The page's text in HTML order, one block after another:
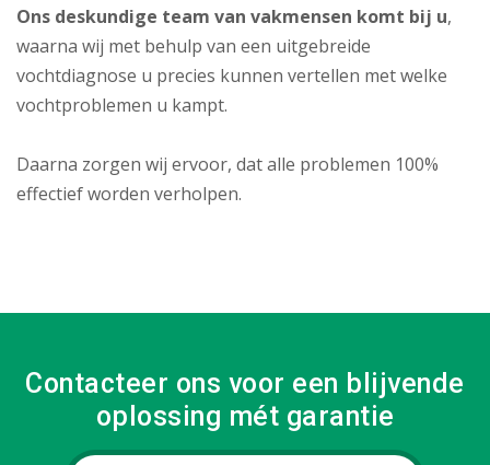
Ons deskundige team van vakmensen komt bij u,
waarna wij met behulp van een uitgebreide
vochtdiagnose u precies kunnen vertellen met welke
vochtproblemen u kampt.
Daarna zorgen wij ervoor, dat alle problemen 100%
effectief worden verholpen.
Contacteer ons voor een blijvende
oplossing mét garantie